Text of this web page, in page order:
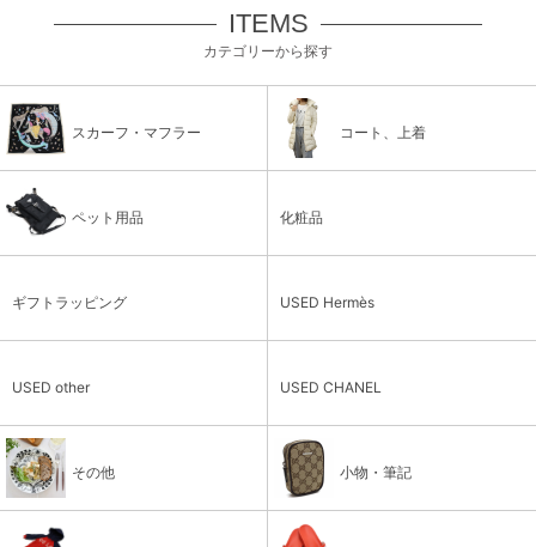
ITEMS
カテゴリーから探す
スカーフ・マフラー コート、上着
ペット用品 化粧品
ギフトラッピング USED Hermès
USED other USED CHANEL
その他 小物・筆記